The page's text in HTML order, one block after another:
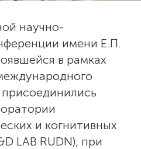
научно-
имени Е.П.
в рамках
и когнитивных
LAB RUDN), при